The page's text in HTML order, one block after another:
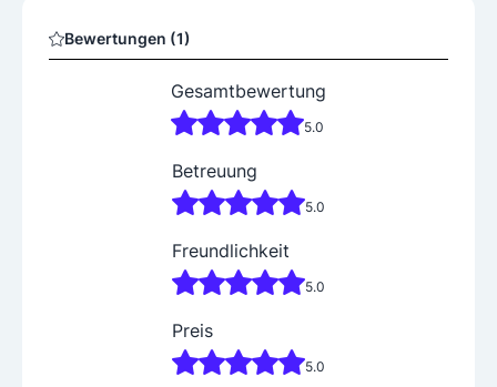
Bewertungen (1)
Gesamtbewertung
5.0
Betreuung
5.0
Freundlichkeit
5.0
Preis
5.0